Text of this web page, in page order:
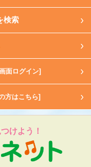
検索
面ログイン]
方はこちら]
けよう！